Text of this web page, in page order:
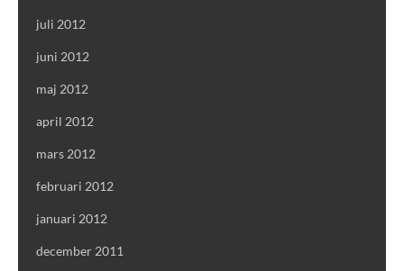
juli 2012
juni 2012
maj 2012
april 2012
mars 2012
februari 2012
januari 2012
december 2011